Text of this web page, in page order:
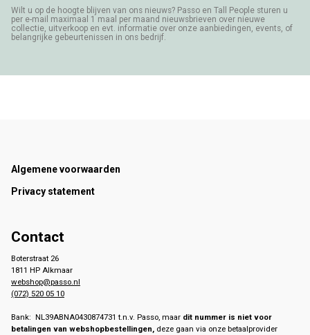
Wilt u op de hoogte blijven van ons nieuws? Passo en Tall People sturen u
per e-mail maximaal 1 maal per maand nieuwsbrieven over nieuwe
collectie, uitverkoop en evt. informatie over onze aanbiedingen, events, of
belangrijke gebeurtenissen in ons bedrijf.
Footer
Algemene voorwaarden
Privacy statement
Contact
Boterstraat 26
1811 HP Alkmaar
webshop@passo.nl
(072) 520 05 10
Bank: NL39ABNA0430874731 t.n.v. Passo, maar dit nummer is niet voor
betalingen van webshopbestellingen, deze gaan via onze betaalprovider